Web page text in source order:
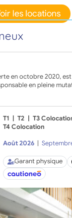
les locations
en octobre 2020,
en pleine
T1 T2 T3
T4 Colocation
Août 2026
Garant physique